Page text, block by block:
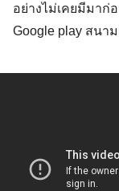
อย่างไม่เคยมีมา
Google play สนาม